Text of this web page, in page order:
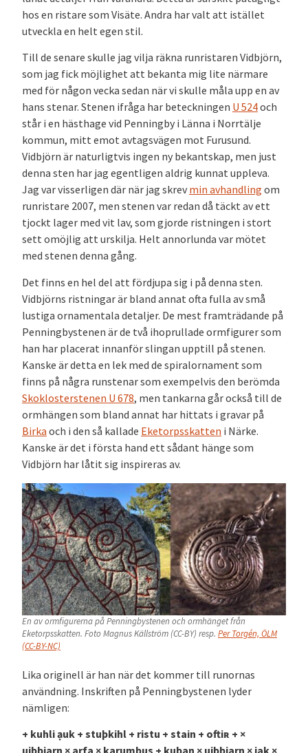
hos en ristare som Visäte. Andra har valt att istället
utveckla en helt egen stil.
Till de senare skulle jag vilja räkna runristaren Vidbjörn,
som jag fick möjlighet att bekanta mig lite närmare
med för någon vecka sedan när vi skulle måla upp en av
hans stenar. Stenen ifråga har beteckningen U 524och
står i en hästhage vid Penningby i Länna i Norrtälje
kommun, mitt emot avtagsvägen mot Furusund.
Vidbjörn är naturligtvis ingen ny bekantskap, men just
denna sten har jag egentligen aldrig kunnat uppleva.
Jag var visserligen där när jag skrev min avhandling om
runristare 2007, men stenen var redan då täckt av ett
tjockt lager med vit lav, som gjorde ristningen i stort
sett omöjlig att urskilja. Helt annorlunda var mötet
med stenen denna gång.
Det finns en hel del att fördjupa sig i på denna sten.
Vidbjörns ristningar är bland annat ofta fulla av små
lustiga ornamentala detaljer. De mest framträdande på
Penningbystenen är de två ihoprullade ormfigurer som
han har placerat innanför slingan upptill på stenen.
Kanske är detta en lek med de spiralornament som
finns på några runstenar som exempelvis den berömda
Skoklosterstenen U 678, men tankarna går också till de
ormhängen som bland annat har hittats i gravar på
Birka och i den så kallade Eketorpsskatten i Närke.
Kanske är det i första hand ett sådant hänge som
Vidbjörn har låtit sig inspireras av.
En av ormfigurerna på Penningbystenen och ormhänget från
Eketorpsskatten. Foto Magnus Källström (CC-BY) resp. Per Torgén, ÖLM
(CC-BY-NC)
Lika originell är han när det kommer till runornas
användning. Inskriften på Penningbystenen lyder
nämligen:
+ kuhli ạuk + stuþkihl + ristu + stain + oftiʀ + ×